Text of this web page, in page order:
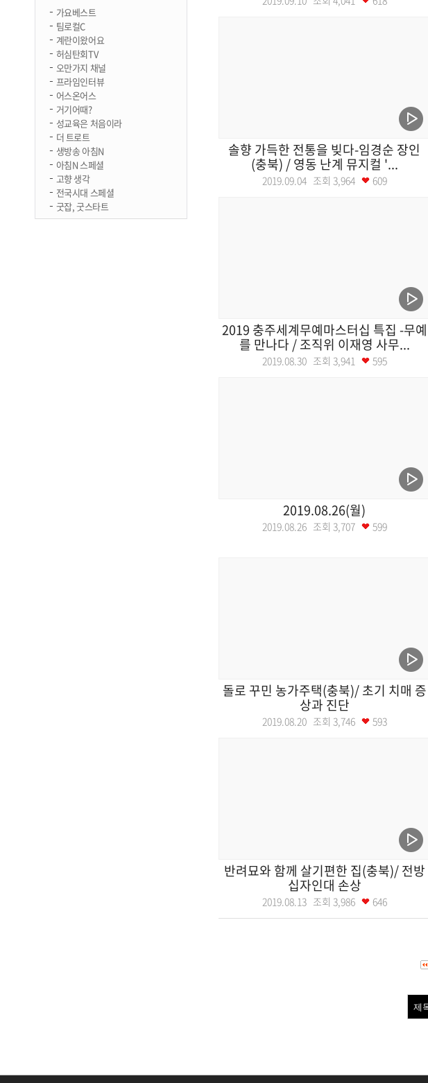
가요베스트
팀로컬C
계란이왔어요
허심탄회TV
오만가지 채널
프라임인터뷰
어스온어스
거기어때?
성교육은 처음이라
더 트로트
생방송 아침N
아침N 스페셜
고향 생각
전국시대 스페셜
굿잡, 굿스타트
솔향 가득한 전통을 빚다-임경순 장인
(충북) / 영동 난계 뮤지컬 '...
2019.09.04 조회 3,964 609
2019 충주세계무예마스터십 특집 -무예
를 만나다 / 조직위 이재영 사무...
2019.08.30 조회 3,941 595
2019.08.26(월)
2019.08.26 조회 3,707 599
돌로 꾸민 농가주택(충북)/ 초기 치매 증
상과 진단
2019.08.20 조회 3,746 593
반려묘와 함께 살기편한 집(충북)/ 전방
십자인대 손상
2019.08.13 조회 3,986 646